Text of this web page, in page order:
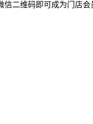
二维码即可成为门店